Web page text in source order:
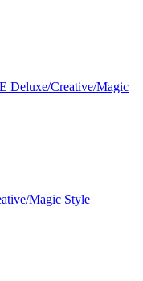
Deluxe/Creative/Magic
Magic Style